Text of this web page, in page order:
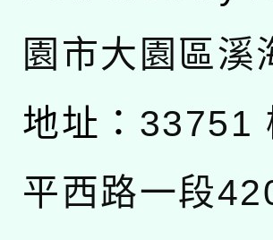
園市大園區溪
地址： 33751
平西路一段